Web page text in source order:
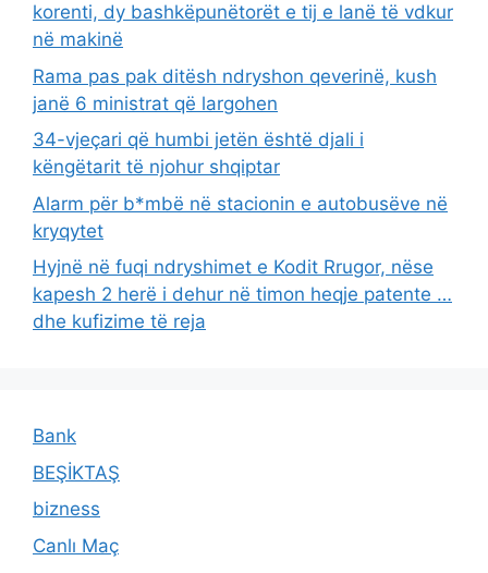
korenti, dy bashkëpunëtorët e tij e lanë të vdkur
në makinë
Rama pas pak ditësh ndryshon qeverinë, kush
janë 6 ministrat që largohen
34-vjeçari që humbi jetën është djali i
këngëtarit të njohur shqiptar
Alarm për b*mbë në stacionin e autobusëve në
kryqytet
Hyjnë në fuqi ndryshimet e Kodit Rrugor, nëse
kapesh 2 herë i dehur në timon heqje patente …
dhe kufizime të reja
Bank
BEŞİKTAŞ
bizness
Canlı Maç